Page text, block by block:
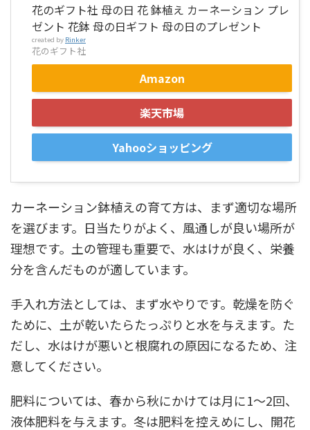
花のギフト社 母の日 花 鉢植え カーネーション プレ
ゼント 花鉢 母の日ギフト 母の日のプレゼント
created by Rinker
花のギフト社
Amazon
楽天市場
Yahooショッピング
カーネーション鉢植えの育て方は、まず適切な場所
を選びます。日当たりがよく、風通しが良い場所が
理想です。土の管理も重要で、水はけが良く、栄養
分を含んだものが適しています。
手入れ方法としては、まず水やりです。乾燥を防ぐ
ために、土が乾いたらたっぷりと水を与えます。た
だし、水はけが悪いと根腐れの原因になるため、注
意してください。
肥料については、春から秋にかけては月に1～2回、
液体肥料を与えます。冬は肥料を控えめにし、開花